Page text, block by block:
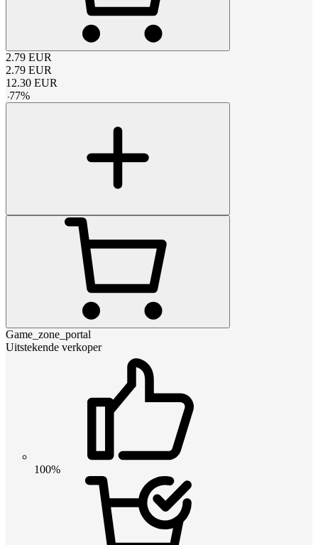
2.79 EUR
2.79 EUR
12.30 EUR
-77%
Game_zone_portal
Uitstekende verkoper
100%